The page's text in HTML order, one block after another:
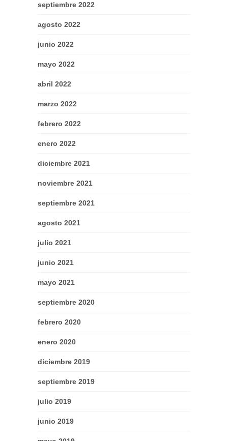
septiembre 2022
agosto 2022
junio 2022
mayo 2022
abril 2022
marzo 2022
febrero 2022
enero 2022
diciembre 2021
noviembre 2021
septiembre 2021
agosto 2021
julio 2021
junio 2021
mayo 2021
septiembre 2020
febrero 2020
enero 2020
diciembre 2019
septiembre 2019
julio 2019
junio 2019